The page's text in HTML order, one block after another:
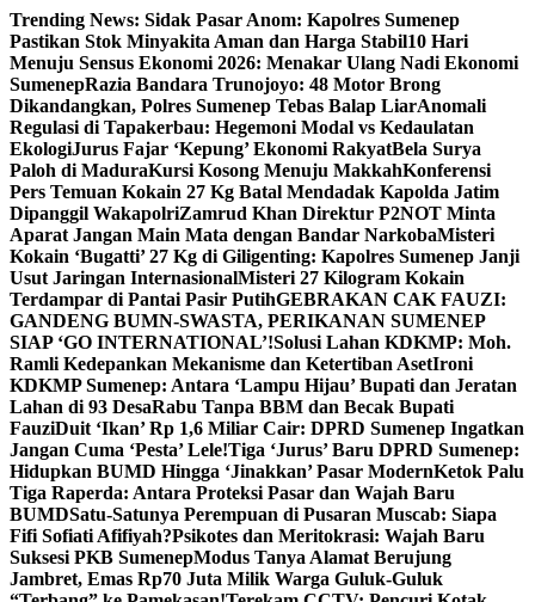
Skip
to
content
Trending News: Sidak Pasar Anom: Kapolres Sumenep
Pastikan Stok Minyakita Aman dan Harga Stabil10 Hari
Menuju Sensus Ekonomi 2026: Menakar Ulang Nadi Ekonomi
SumenepRazia Bandara Trunojoyo: 48 Motor Brong
Dikandangkan, Polres Sumenep Tebas Balap LiarAnomali
Regulasi di Tapakerbau: Hegemoni Modal vs Kedaulatan
EkologiJurus Fajar ‘Kepung’ Ekonomi RakyatBela Surya
Paloh di MaduraKursi Kosong Menuju MakkahKonferensi
Pers Temuan Kokain 27 Kg Batal Mendadak Kapolda Jatim
Dipanggil WakapolriZamrud Khan Direktur P2NOT Minta
Aparat Jangan Main Mata dengan Bandar NarkobaMisteri
Kokain ‘Bugatti’ 27 Kg di Giligenting: Kapolres Sumenep Janji
Usut Jaringan InternasionalMisteri 27 Kilogram Kokain
Terdampar di Pantai Pasir PutihGEBRAKAN CAK FAUZI:
GANDENG BUMN-SWASTA, PERIKANAN SUMENEP
SIAP ‘GO INTERNATIONAL’!Solusi Lahan KDKMP: Moh.
Ramli Kedepankan Mekanisme dan Ketertiban AsetIroni
KDKMP Sumenep: Antara ‘Lampu Hijau’ Bupati dan Jeratan
Lahan di 93 DesaRabu Tanpa BBM dan Becak Bupati
FauziDuit ‘Ikan’ Rp 1,6 Miliar Cair: DPRD Sumenep Ingatkan
Jangan Cuma ‘Pesta’ Lele!Tiga ‘Jurus’ Baru DPRD Sumenep:
Hidupkan BUMD Hingga ‘Jinakkan’ Pasar ModernKetok Palu
Tiga Raperda: Antara Proteksi Pasar dan Wajah Baru
BUMDSatu-Satunya Perempuan di Pusaran Muscab: Siapa
Fifi Sofiati Afifiyah?Psikotes dan Meritokrasi: Wajah Baru
Suksesi PKB SumenepModus Tanya Alamat Berujung
Jambret, Emas Rp70 Juta Milik Warga Guluk-Guluk